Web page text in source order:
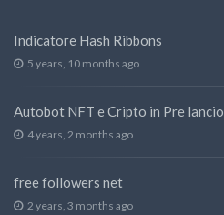
Indicatore Hash Ribbons
5 years, 10 months ago
Autobot NFT e Cripto in Pre lancio
4 years, 2 months ago
free followers net
2 years, 3 months ago